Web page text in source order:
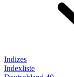
Indizes
Indexliste